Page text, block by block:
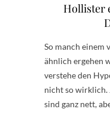
Hollister
So manch einem
ähnlich ergehen
verstehe den
nicht so wirklich.
sind ganz nett,